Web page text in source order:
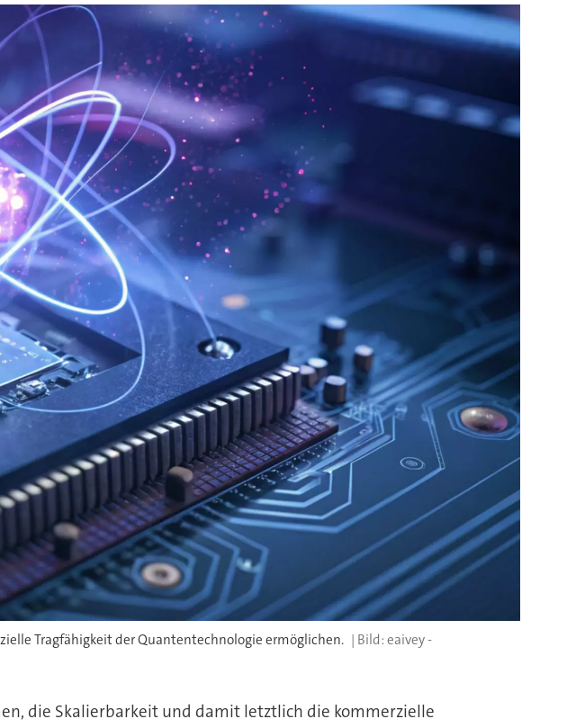
Tragfähigkeit der Quantentechnologie ermöglichen.
eaivey -
die Skalierbarkeit und damit letztlich die kommerzielle